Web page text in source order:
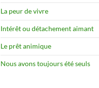
La peur de vivre
Intérêt ou détachement aimant
Le prêt animique
Nous avons toujours été seuls